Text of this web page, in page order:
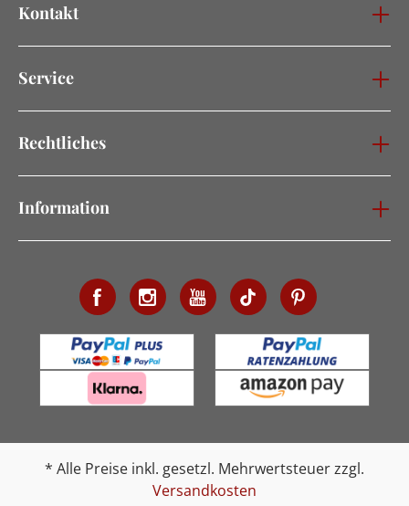
Kontakt
Service
Rechtliches
Information
* Alle Preise inkl. gesetzl. Mehrwertsteuer zzgl.
Versandkosten